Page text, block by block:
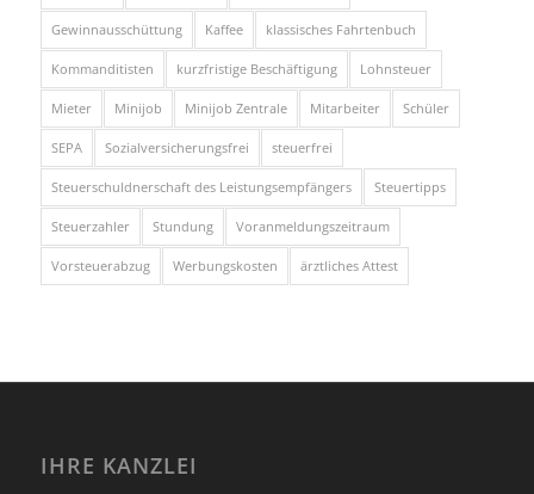
Gewinnausschüttung Kaffee klassisches Fahrtenbuch
Kommanditisten kurzfristige Beschäftigung Lohnsteuer
Mieter Minijob Minijob Zentrale Mitarbeiter Schüler
SEPA Sozialversicherungsfrei steuerfrei
Steuerschuldnerschaft des Leistungsempfängers Steuertipps
Steuerzahler Stundung Voranmeldungszeitraum
Vorsteuerabzug Werbungskosten ärztliches Attest
IHRE KANZLEI